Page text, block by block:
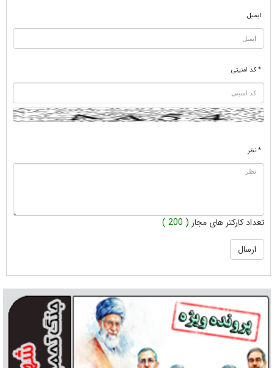
ایمیل
* کد امنیتی
* نظر
تعداد کارکتر های مجاز ( 200 )